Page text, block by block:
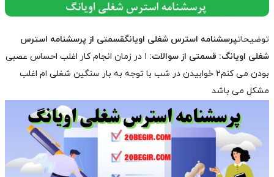
توضیحاتپرسشنامه استرس شغلی اویانگقسمتی از پرسشنامه استرس
شغلی اویانگ: قسمتی از سوالات:
۱ در زمان انجام کار اغلب احساس عصبی
بودن می کنم
۲ خوابیدن در شب با توجه به بار سنگین شغلی ام اغلب
مشکل می باشد